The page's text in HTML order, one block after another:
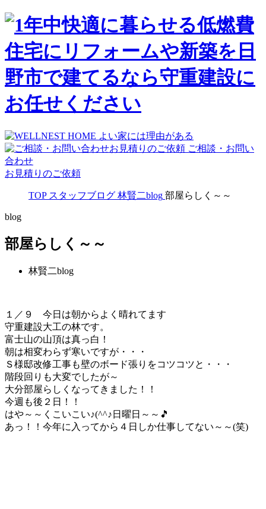
ご相談・お問い
合わせ
お見積りのご依頼
TOP スタッフブログ 林賢二blog 部屋らしく～～
blog
部屋らしく～～
林賢二blog
１／９ 今日は朝からよく晴れてます
守重建設大工の林です。
富士山の山頂は真っ白！
朝は相変わらず寒いですが・・・
Ｓ様邸改修工事も壁のボード張りをコツコツと・・・
階段回りも大変でしたが～
大分部屋らしくなってきました！！
今週も後２日！！
はや～～くこいこい♪(^^♪日曜日～～🎵
あっ！！今年に入ってから４日しか仕事してない～～(笑)